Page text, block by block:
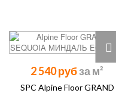
2 540 руб
SPC Alpine Floor GRAND